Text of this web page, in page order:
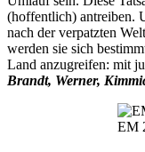
(hoffentlich) antreiben.
nach der verpatzten
werden sie sich
Land anzugreifen: mit
Brandt, Werner,
EM